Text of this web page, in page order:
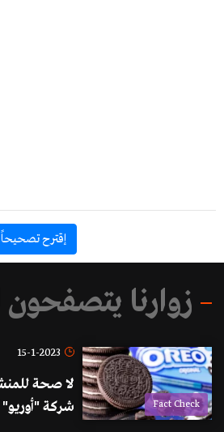
إقترح تصحيحاً
زوارنا يتصفحون
Fact Check
15-1-2023
لا صحة
شركة "أوريو"